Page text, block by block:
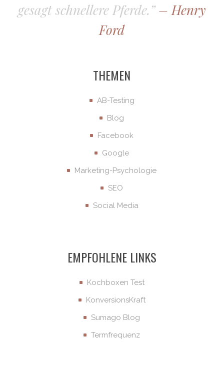
gesagt schnellere Pferde.” – Henry
Ford
THEMEN
AB-Testing
Blog
Facebook
Google
Marketing-Psychologie
SEO
Social Media
EMPFOHLENE LINKS
Kochboxen Test
KonversionsKraft
Sumago Blog
Termfrequenz